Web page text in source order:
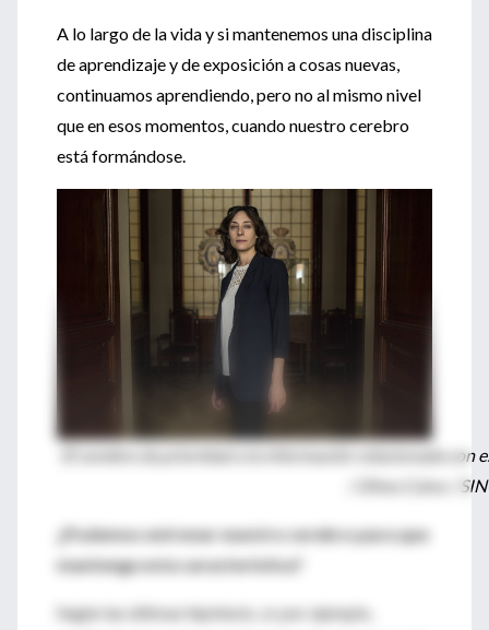
A lo largo de la vida y si mantenemos una disciplina
de aprendizaje y de exposición a cosas nuevas,
continuamos aprendiendo, pero no al mismo nivel
que en esos momentos, cuando nuestro cerebro
está formándose.
El cerebro da prioridad a la información relacionada con
/ Olmo Calvo /
¿Podemos entrenar nuestro cerebro para que
mantenga esta característica?
Según las últimas hipótesis, sí; por ejemplo,